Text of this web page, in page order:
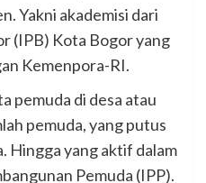
Yakni akademisi dari
(IPB) Kota Bogor yang
Kemenpora-RI.
pemuda di desa atau
pemuda, yang putus
Hingga yang aktif dalam
Pemuda (IPP).